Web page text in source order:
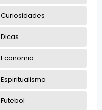
Curiosidades
Dicas
Economia
Espiritualismo
Futebol